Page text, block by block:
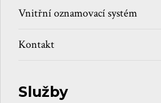
Vnitřní oznamovací systém
Kontakt
Služby